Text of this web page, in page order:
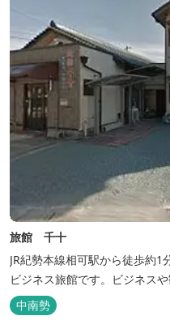
旅館 千十
JR紀勢本線相可駅から徒歩約
ビジネス旅館です。ビジネス
中南勢